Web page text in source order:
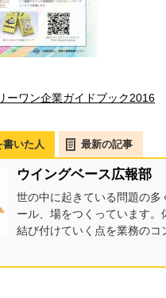
ーワン企業ガイドブック2016
書いた人 最新の記事
ウイングベース広報部
世の中に起きている問題の
ール、場をつくっています
結び付けていく点を業務のコ